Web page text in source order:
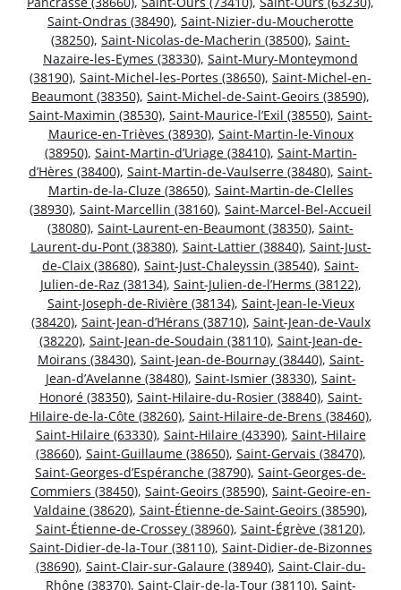
Saint-Ondras (38490), Saint-Nizier-du-Moucherotte
(38250), Saint-Nicolas-de-Macherin (38500), Saint-
Nazaire-les-Eymes (38330), Saint-Mury-Monteymond
(38190), Saint-Michel-les-Portes (38650), Saint-Michel-en-
Beaumont (38350), Saint-Michel-de-Saint-Geoirs (38590),
Saint-Maximin (38530), Saint-Maurice-l’Exil (38550), Saint-
Maurice-en-Trièves (38930), Saint-Martin-le-Vinoux
(38950), Saint-Martin-d’Uriage (38410), Saint-Martin-
d’Hères (38400), Saint-Martin-de-Vaulserre (38480), Saint-
Martin-de-la-Cluze (38650), Saint-Martin-de-Clelles
(38930), Saint-Marcellin (38160), Saint-Marcel-Bel-Accueil
(38080), Saint-Laurent-en-Beaumont (38350), Saint-
Laurent-du-Pont (38380), Saint-Lattier (38840), Saint-Just-
de-Claix (38680), Saint-Just-Chaleyssin (38540), Saint-
Julien-de-Raz (38134), Saint-Julien-de-l’Herms (38122),
Saint-Joseph-de-Rivière (38134), Saint-Jean-le-Vieux
(38420), Saint-Jean-d’Hérans (38710), Saint-Jean-de-Vaulx
(38220), Saint-Jean-de-Soudain (38110), Saint-Jean-de-
Moirans (38430), Saint-Jean-de-Bournay (38440), Saint-
Jean-d’Avelanne (38480), Saint-Ismier (38330), Saint-
Honoré (38350), Saint-Hilaire-du-Rosier (38840), Saint-
Hilaire-de-la-Côte (38260), Saint-Hilaire-de-Brens (38460),
Saint-Hilaire (63330), Saint-Hilaire (43390), Saint-Hilaire
(38660), Saint-Guillaume (38650), Saint-Gervais (38470),
Saint-Georges-d’Espéranche (38790), Saint-Georges-de-
Commiers (38450), Saint-Geoirs (38590), Saint-Geoire-en-
Valdaine (38620), Saint-Étienne-de-Saint-Geoirs (38590),
Saint-Étienne-de-Crossey (38960), Saint-Égrève (38120),
Saint-Didier-de-la-Tour (38110), Saint-Didier-de-Bizonnes
(38690), Saint-Clair-sur-Galaure (38940), Saint-Clair-du-
Rhône (38370), Saint-Clair-de-la-Tour (38110), Saint-